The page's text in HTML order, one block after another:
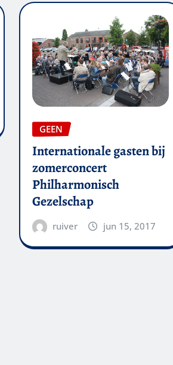
GEEN
Internationale gasten bij
zomerconcert
Philharmonisch
Gezelschap
ruiver jun 15, 2017